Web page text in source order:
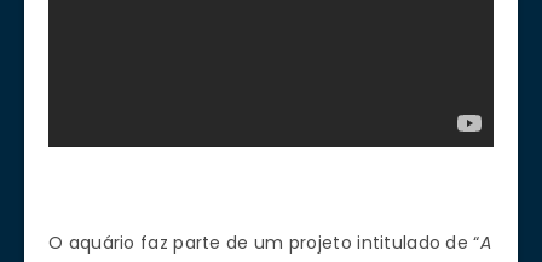
O aquário faz parte de um projeto intitulado de “A